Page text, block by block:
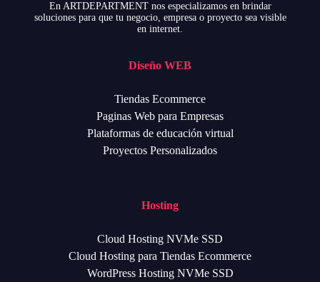
En ARTDEPARTMENT nos especializamos en brindar
soluciones para que tu negocio, empresa o proyecto sea visible
en internet.
Diseño WEB
Tiendas Ecommerce
Paginas Web para Empresas
Plataformas de educación virtual
Proyectos Personalizados
Hosting
Cloud Hosting NVMe SSD
Cloud Hosting para Tiendas Ecommerce
WordPress Hosting NVMe SSD